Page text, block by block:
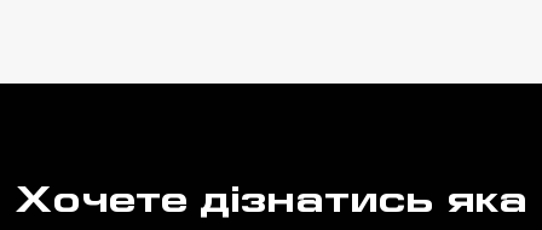
Хочете дізнатись яка